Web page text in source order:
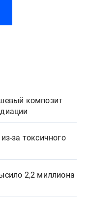
композит
за токсичного
2,2 миллиона